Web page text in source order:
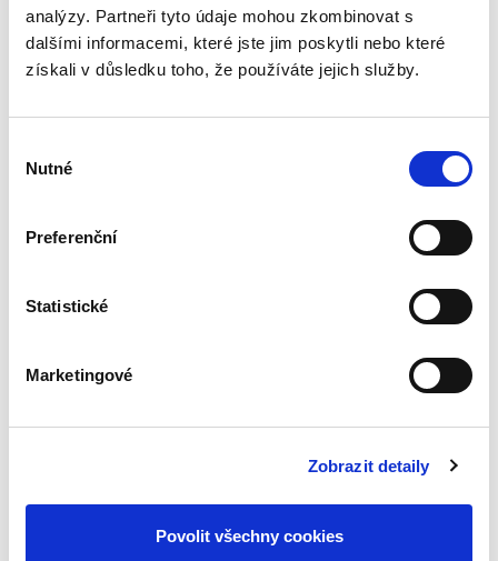
analýzy. Partneři tyto údaje mohou zkombinovat s
dalšími informacemi, které jste jim poskytli nebo které
získali v důsledku toho, že používáte jejich služby.
souhlasu
Nutné
Preferenční
Statistické
Marketingové
Zobrazit detaily
Povolit všechny cookies
Základy práva pro
posluchače
neprávnických
Martin Janků
přizpůsobeno potřebě ozřejmit základní právní
3. VYDÁNÍ